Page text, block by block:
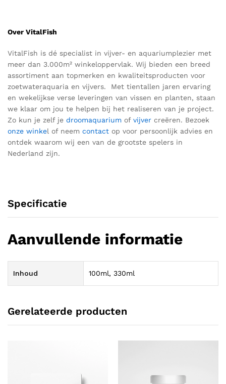
Over VitalFish
VitalFish is dé specialist in vijver- en aquariumplezier met
meer dan 3.000m² winkeloppervlak. Wij bieden een breed
assortiment aan topmerken en kwaliteitsproducten voor
zoetwateraquaria en vijvers.
Met tientallen jaren ervaring
en wekelijkse verse leveringen van vissen en planten, staan
we klaar om jou te helpen bij het realiseren van je project.
Zo kun je zelf je droomaquarium of vijver creëren. Bezoek
onze winkel of neem contact op voor persoonlijk advies en
ontdek waarom wij een van de grootste spelers in
Nederland zijn.
Specificatie
Aanvullende informatie
Inhoud 100ml, 330ml
Gerelateerde producten